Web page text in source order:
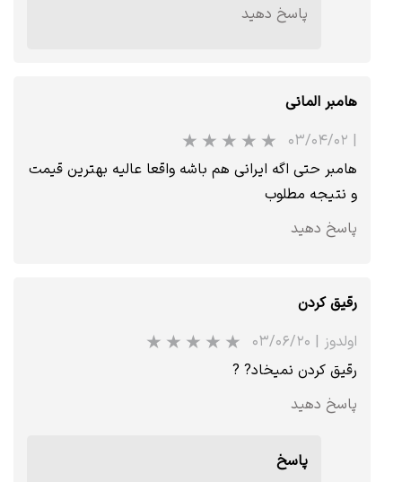
★★ ★ ★★
پاسخ دهید
هامبر المانی
| ۰۳/۰۴/۰۲
هامبر حتی اگه ایرانی هم باشه واقعا عالیه بهترین قیمت
و نتیجه مطلوب
پاسخ دهید
رقیق کردن
اولدوز | ۰۳/۰۶/۲۰
رقیق کردن نمیخاد? ?
پاسخ دهید
پاسخ